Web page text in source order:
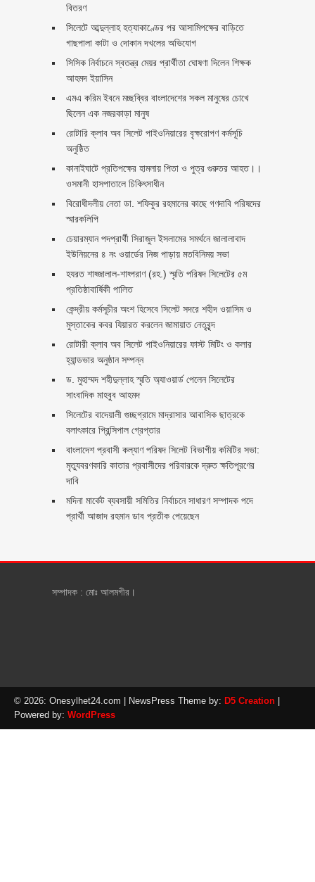
বিতরণ ‎ ‎
সিলেটে আব্দুল্লাহ হত্যাকাণ্ডের পর আসামিপক্ষের বাড়িতে
গাছপালা কাটা ও দোকান দখলের অভিযোগ
সিসিক নির্বাচনে স্বতন্ত্র মেয়র প্রার্থীতা ঘোষণা দিলেন শিক্ষক
আহমদ ইয়াসিন
এমএ করিম ইবনে মচ্ছব্বির বাংলাদেশের সকল মানুষের চোখে
ছিলেন এক নজরকাড়া মানুষ ‎
রোটারি ক্লাব অব সিলেট পাইওনিয়ারের বৃক্ষরোপণ কর্মসূচি
অনুষ্ঠিত
কানাইঘাটে প্রতিপক্ষের হামলায় পিতা ও পুত্র গুরুতর আহত।।
ওসমানী হাসপাতালে চিকিৎসাধীন
বিরোধীদলীয় নেতা ডা. শফিকুর রহমানের কাছে গণদাবি পরিষদের
স্মারকলিপি ‎
চেয়ারম্যান পদপ্রার্থী সিরাজুল ইসলামের সমর্থনে জালালাবাদ
ইউনিয়নের ৪ নং ওয়ার্ডের নিজ পাড়ায় মতবিনিময় সভা
হযরত শাহ্জালাল-শাহ্পরাণ (রহ.) স্মৃতি পরিষদ সিলেটের ৫ম
প্রতিষ্ঠাবার্ষিকী পালিত ‎​
কেন্দ্রীয় কর্মসূচীর অংশ হিসেবে সিলেট সদরে শহীদ ওয়াসিম ও
মুস্তাকের কবর যিয়ারত করলেন জামায়াত নেতৃবৃন্দ ‎
রোটারী ক্লাব অব সিলেট পাইওনিয়ারের ফাস্ট মিটিং ও কলার
হ্যান্ডভার অনুষ্ঠান সম্পন্ন
ড. মুহাম্মদ শহীদুল্লাহ স্মৃতি অ্যাওয়ার্ড পেলেন সিলেটের
সাংবাদিক মাহবুব আহমদ
সিলেটের বাদেয়ালী গুচ্ছগ্রামে মাদ্রাসার আবাসিক ছাত্রকে
বলাৎকারে প্রিন্সিপাল গ্রেপ্তার ‎
বাংলাদেশ প্রবাসী কল্যাণ পরিষদ সিলেট বিভাগীয় কমিটির সভা:
মৃত্যুবরণকারি কাতার প্রবাসীদের পরিবারকে দ্রুত ক্ষতিপূরণের
দাবি
মদিনা মার্কেট ব্যবসায়ী সমিতির নির্বাচনে সাধারণ সম্পাদক পদে
প্রার্থী আজাদ রহমান ডাব প্রতীক পেয়েছেন ‎
সম্পাদক : মোঃ আলমগীর।
© 2026: Onesylhet24.com | NewsPress Theme by: D5 Creation
Powered by: WordPress